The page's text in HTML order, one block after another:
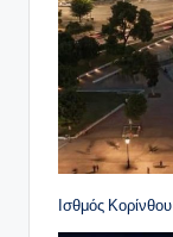
Ισθμός Κορίνθου